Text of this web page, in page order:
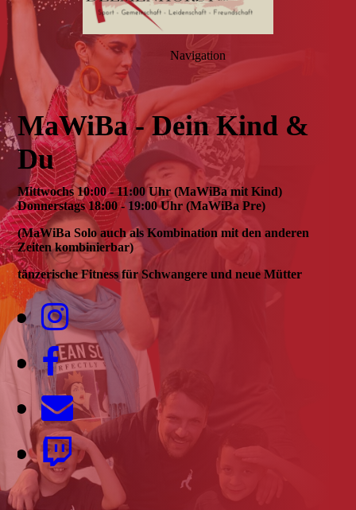
Navigation
MaWiBa - Dein Kind &
Du
Mittwochs 10:00 - 11:00 Uhr (MaWiBa mit Kind)
Donnerstags 18:00 - 19:00 Uhr (MaWiBa Pre)
(MaWiBa Solo auch als Kombination mit den anderen
Zeiten kombinierbar)
tänzerische Fitness für Schwangere und neue Mütter